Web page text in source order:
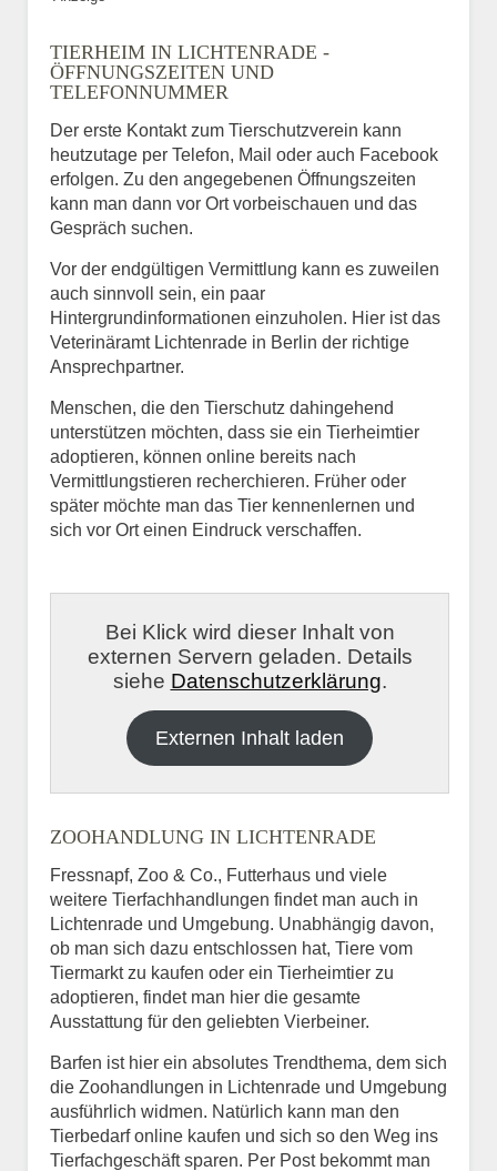
TIERHEIM IN LICHTENRADE -
ÖFFNUNGSZEITEN UND
TELEFONNUMMER
Der erste Kontakt zum Tierschutzverein kann
heutzutage per Telefon, Mail oder auch Facebook
erfolgen. Zu den angegebenen Öffnungszeiten
kann man dann vor Ort vorbeischauen und das
Gespräch suchen.
Vor der endgültigen Vermittlung kann es zuweilen
auch sinnvoll sein, ein paar
Hintergrundinformationen einzuholen. Hier ist das
Veterinäramt Lichtenrade in Berlin der richtige
Ansprechpartner.
Menschen, die den Tierschutz dahingehend
unterstützen möchten, dass sie ein Tierheimtier
adoptieren, können online bereits nach
Vermittlungstieren recherchieren. Früher oder
später möchte man das Tier kennenlernen und
sich vor Ort einen Eindruck verschaffen.
Bei Klick wird dieser Inhalt von
externen Servern geladen. Details
siehe Datenschutzerklärung.
Externen Inhalt laden
ZOOHANDLUNG IN LICHTENRADE
Fressnapf, Zoo & Co., Futterhaus und viele
weitere Tierfachhandlungen findet man auch in
Lichtenrade und Umgebung. Unabhängig davon,
ob man sich dazu entschlossen hat, Tiere vom
Tiermarkt zu kaufen oder ein Tierheimtier zu
adoptieren, findet man hier die gesamte
Ausstattung für den geliebten Vierbeiner.
Barfen ist hier ein absolutes Trendthema, dem sich
die Zoohandlungen in Lichtenrade und Umgebung
ausführlich widmen. Natürlich kann man den
Tierbedarf online kaufen und sich so den Weg ins
Tierfachgeschäft sparen. Per Post bekommt man